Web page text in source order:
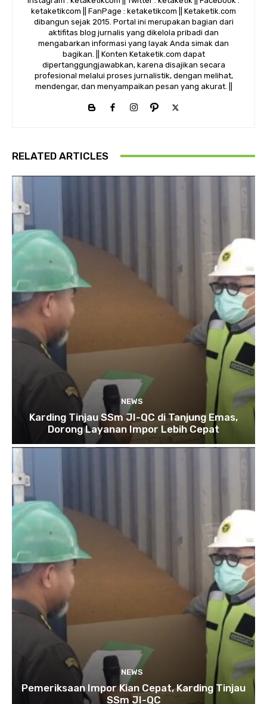
ketaketikcom || FanPage : ketaketikcom || Ketaketik.com
dibangun sejak 2015. Portal ini merupakan bagian dari
aktifitas blog jurnalis yang dikelola pribadi dan
mengabarkan informasi yang layak Anda simak dan
bagikan. || Konten Ketaketik.com dapat
dipertanggungjawabkan, karena disajikan secara
profesional melalui proses jurnalistik, dengan melihat,
mendengar, dan menyampaikan pesan yang akurat. ||
RELATED ARTICLES
NEWS
Karding Tinjau SSm JI-QC di Tanjung Emas,
Dorong Layanan Impor Lebih Cepat
NEWS
Pemeriksaan Impor Kian Cepat, Karding Tinjau
SSm JI-QC